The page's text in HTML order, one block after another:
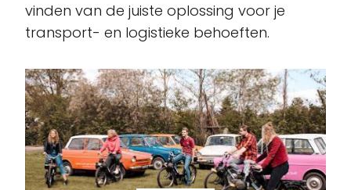
vinden van de juiste oplossing voor je
transport- en logistieke behoeften.